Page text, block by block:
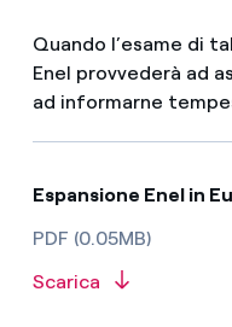
Quando l’esame di
Enel provvederà ad
ad informarne
Espansione Enel in
PDF (0.05MB)
Scarica